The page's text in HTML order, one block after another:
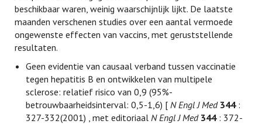
beschikbaar waren, weinig waarschijnlijk lijkt. De laatste
maanden verschenen studies over een aantal vermoede
ongewenste effecten van vaccins, met geruststellende
resultaten.
Geen evidentie van causaal verband tussen vaccinatie
tegen hepatitis B en ontwikkelen van multipele
sclerose: relatief risico van 0,9 (95%-
betrouwbaarheidsinterval: 0,5-1,6) [N Engl J Med 344:
327-332(2001) , met editoriaalN Engl J Med 344: 372-